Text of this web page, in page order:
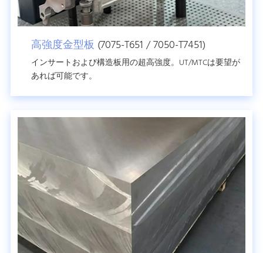
高強度金型板 (7075-T651 / 7050-T7451)
インサートおよび構造板用の超高強度。UT/MTCは要望が
あれば可能です。